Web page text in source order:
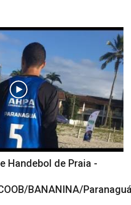
Handebol de Praia -
BANANINA/